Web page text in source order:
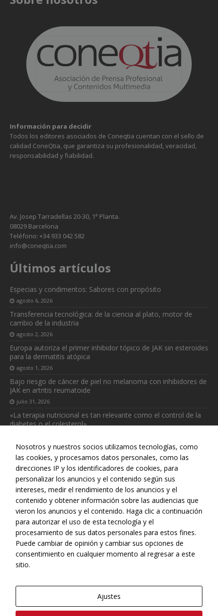
Información para decidir
Todos los editores asociados de Coneqtia cuentan con el sello de
calidad ConeQtia, que garantiza su profesionalidad, veracidad,
responsabilidad y fiabilidad.
Av. Josep Tarradellas 20-30, 1ª Planta.
08029 Barcelona
Teléfono: +34 933 042 582
info@coneqtia.com
Últimos artículos
Especias y condimentos: Sabores con propósito
agosto 6, 2026
Transferencia tecnológica: de la ciencia al plato, motor de
cambio de la industria
agosto 2, 2026
Europa autoriza el primer inhibidor tópico de JAK sin esteroides
para la dermatitis atópica
agosto 1, 2026
Bajo riesgo de cáncer de piel no melanoma con inhibidores de
JAK en artritis reumatoide
julio 31, 2026
«La terapia nutricional es tan relevante como el control de la
diabetes o el colesterol»
Web realizada con el patrocinio del Centro Español de Derechos
Reprográficos
Nosotros y nuestros socios utilizamos tecnologías, como
las cookies, y procesamos datos personales, como las
direcciones IP y los identificadores de cookies, para
personalizar los anuncios y el contenido según sus
intereses, medir el rendimiento de los anuncios y el
contenido y obtener información sobre las audiencias que
vieron los anuncios y el contenido. Haga clic a continuación
para autorizar el uso de esta tecnología y el
procesamiento de sus datos personales para estos fines.
Puede cambiar de opinión y cambiar sus opciones de
consentimiento en cualquier momento al regresar a este
sitio.
Ajustes
Necesarias
Estas
cookies no
son
opcionales.
para que